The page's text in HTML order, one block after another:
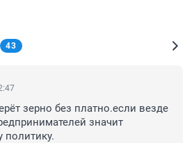
43
зерно без платно.если везде
значит
политику.